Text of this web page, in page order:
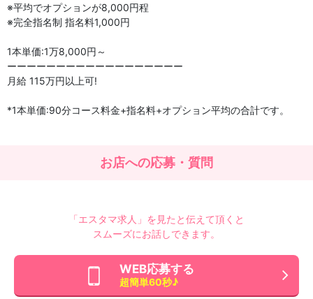
※平均でオプションが8,000円程
※完全指名制 指名料1,000円
1本単価:1万8,000円～
ーーーーーーーーーーーーーーーーーー
月給 115万円以上可!
*1本単価:90分コース料金+指名料+オプション平均の合計です。
お店への応募・質問
「エスタマ求人」を見たと伝えて頂くと
スムーズにお話しできます。
WEB応募する
超簡単60秒♪